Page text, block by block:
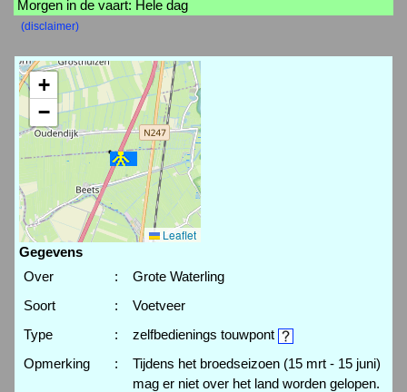
Morgen in de vaart: Hele dag
(disclaimer)
+
−
Leaflet
Gegevens
Over
:
Grote Waterling
Soort
:
Voetveer
Type
:
zelfbedienings touwpont
Opmerking
:
Tijdens het broedseizoen (15 mrt - 15 juni)
mag er niet over het land worden gelopen.